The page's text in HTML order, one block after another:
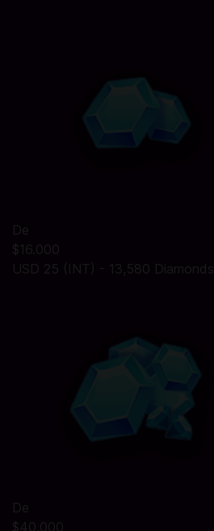
De
$16.000
USD 25 (INT) - 13,580 Diamonds
De
$40.000